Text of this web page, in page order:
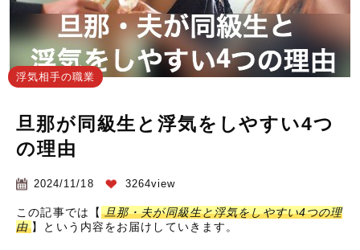
浮気相手の職業
旦那が同級生と浮気をしやすい4つ
の理由
2024/11/18 3264view
この記事では【 旦那・夫が同級生と浮気をしやすい4つの理
由 】という内容をお届けしていきます。